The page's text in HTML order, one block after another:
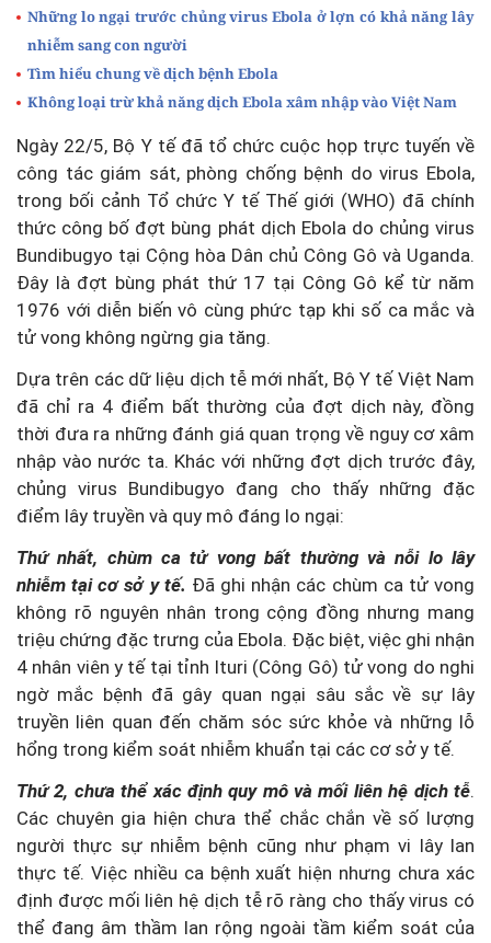
Những lo ngại trước chủng virus Ebola ở lợn có khả năng lây
nhiễm sang con người
Tìm hiểu chung về dịch bệnh Ebola
Không loại trừ khả năng dịch Ebola xâm nhập vào Việt Nam
Ngày 22/5, Bộ Y tế đã tổ chức cuộc họp trực tuyến về
công tác giám sát, phòng chống bệnh do virus Ebola,
trong bối cảnh Tổ chức Y tế Thế giới (WHO) đã chính
thức công bố đợt bùng phát dịch Ebola do chủng virus
Bundibugyo tại Cộng hòa Dân chủ Công Gô và Uganda.
Đây là đợt bùng phát thứ 17 tại Công Gô kể từ năm
1976 với diễn biến vô cùng phức tạp khi số ca mắc và
tử vong không ngừng gia tăng.
Dựa trên các dữ liệu dịch tễ mới nhất, Bộ Y tế Việt Nam
đã chỉ ra 4 điểm bất thường của đợt dịch này, đồng
thời đưa ra những đánh giá quan trọng về nguy cơ xâm
nhập vào nước ta. Khác với những đợt dịch trước đây,
chủng virus Bundibugyo đang cho thấy những đặc
điểm lây truyền và quy mô đáng lo ngại:
Thứ nhất, chùm ca tử vong bất thường và nỗi lo lây
nhiễm tại cơ sở y tế. Đã ghi nhận các chùm ca tử vong
không rõ nguyên nhân trong cộng đồng nhưng mang
triệu chứng đặc trưng của Ebola. Đặc biệt, việc ghi nhận
4 nhân viên y tế tại tỉnh Ituri (Công Gô) tử vong do nghi
ngờ mắc bệnh đã gây quan ngại sâu sắc về sự lây
truyền liên quan đến chăm sóc sức khỏe và những lỗ
hổng trong kiểm soát nhiễm khuẩn tại các cơ sở y tế.
Thứ 2, chưa thể xác định quy mô và mối liên hệ dịch tễ.
Các chuyên gia hiện chưa thể chắc chắn về số lượng
người thực sự nhiễm bệnh cũng như phạm vi lây lan
thực tế. Việc nhiều ca bệnh xuất hiện nhưng chưa xác
định được mối liên hệ dịch tễ rõ ràng cho thấy virus có
thể đang âm thầm lan rộng ngoài tầm kiểm soát của